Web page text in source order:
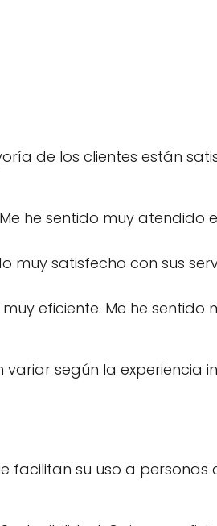
de los clientes están
he sentido muy atendido
muy satisfecho con sus
eficiente. Me he
según la experiencia
facilitan su uso a personas